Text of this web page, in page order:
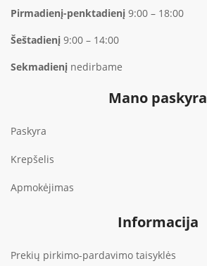
Pirmadienį-penktadienį 9:00 – 18:00
Šeštadienį 9:00 – 14:00
Sekmadienį nedirbame
Mano paskyra
Paskyra
Krepšelis
Apmokėjimas
Informacija
Prekių pirkimo-pardavimo taisyklės